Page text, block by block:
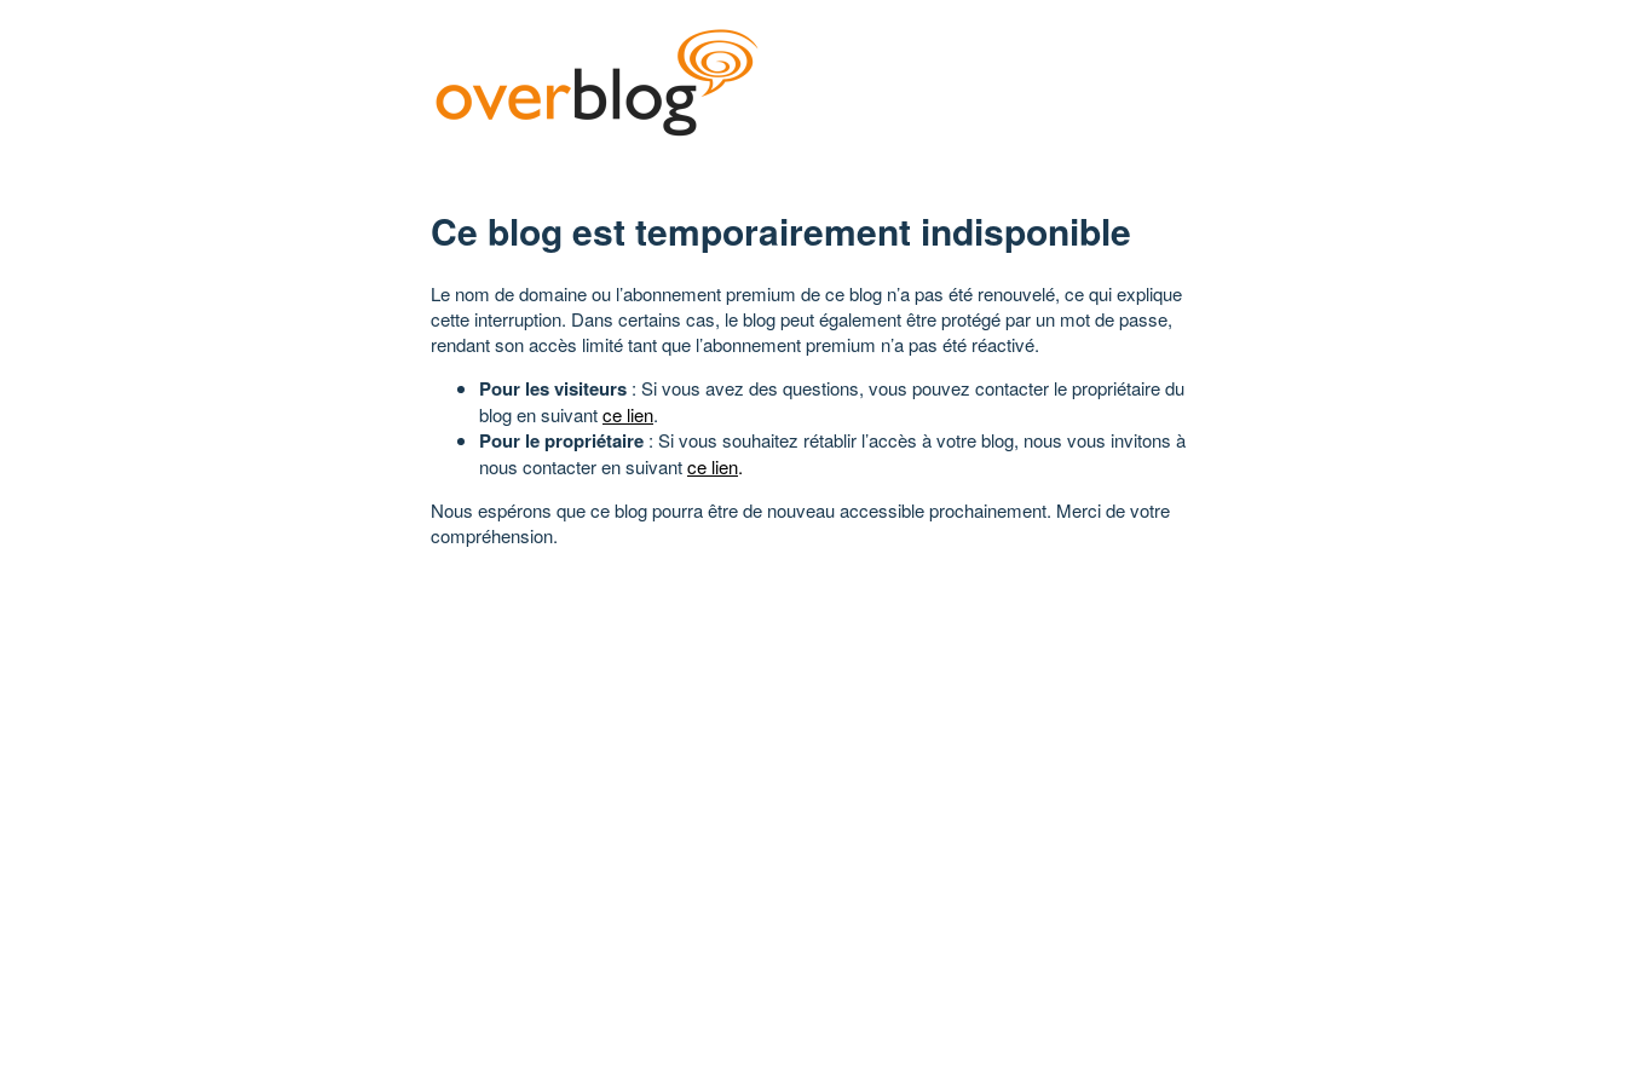
Ce blog est temporairement indisponible
Le nom de domaine ou l’abonnement premium de ce blog n’a pas été renouvelé, ce qui explique
cette interruption. Dans certains cas, le blog peut également être protégé par un mot de passe,
rendant son accès limité tant que l’abonnement premium n’a pas été réactivé.
Pour les visiteurs : Si vous avez des questions, vous pouvez contacter le propriétaire du
blog en suivantce lien.
Pour le propriétaire : Si vous souhaitez rétablir l’accès à votre blog, nous vous invitons à
nous contacter en suivantce lien.
Nous espérons que ce blog pourra être de nouveau accessible prochainement. Merci de votre
compréhension.